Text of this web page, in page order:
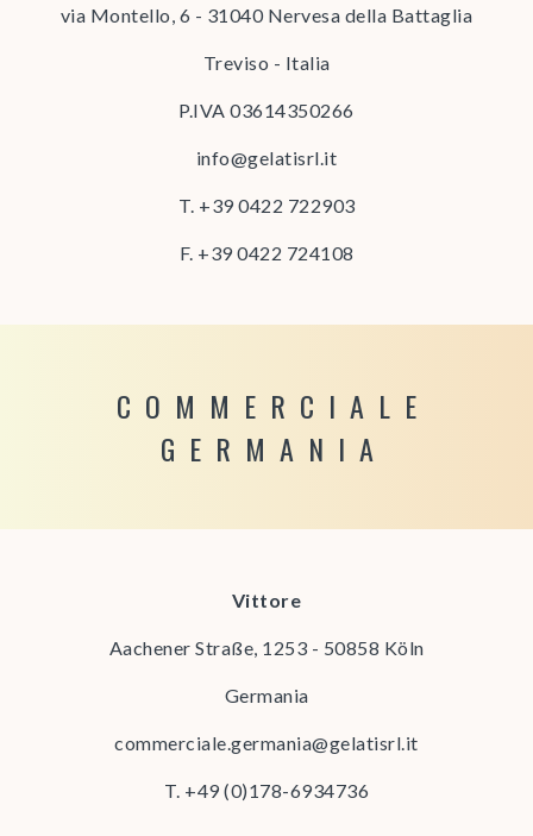
via Montello, 6 - 31040 Nervesa della Battaglia
Treviso - Italia
P.IVA 03614350266
info@gelatisrl.it
T. +39 0422 722903
F. +39 0422 724108
COMMERCIALE
GERMANIA
Vittore
Aachener Straße, 1253 - 50858 Köln
Germania
commerciale.germania@gelatisrl.it
T. +49 (0)178-6934736